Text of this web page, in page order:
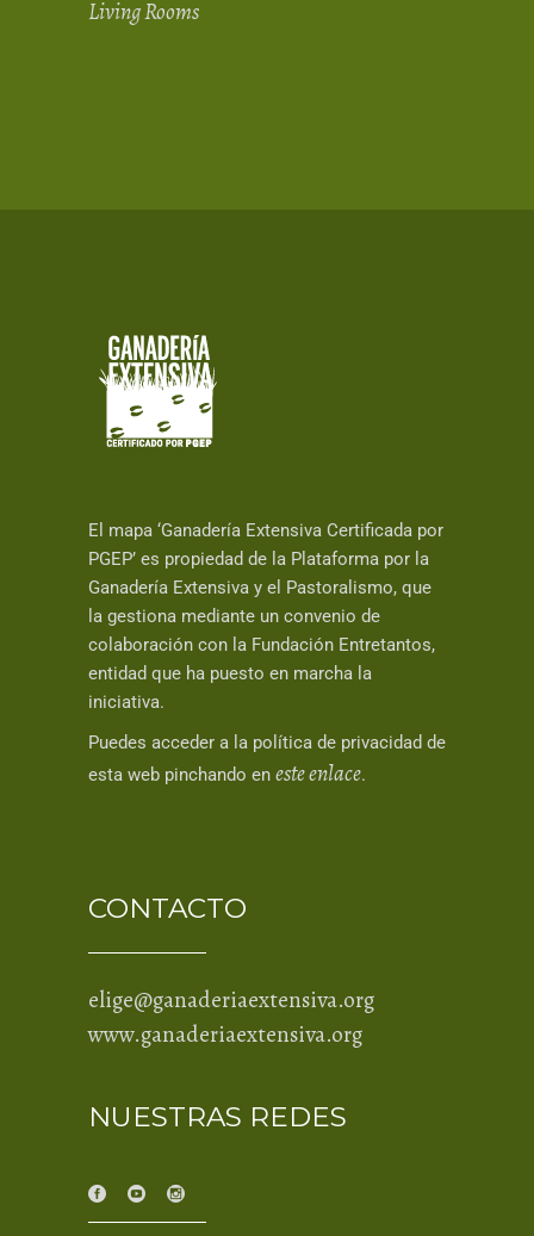
Living Rooms
El mapa ‘Ganadería Extensiva Certificada por
PGEP’ es propiedad de la Plataforma por la
Ganadería Extensiva y el Pastoralismo, que
la gestiona mediante un convenio de
colaboración con la Fundación Entretantos,
entidad que ha puesto en marcha la
iniciativa.
Puedes acceder a la política de privacidad de
esta web pinchando en este enlace.
CONTACTO
elige@ganaderiaextensiva.org
www.ganaderiaextensiva.org
NUESTRAS REDES